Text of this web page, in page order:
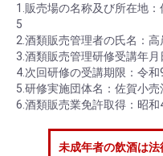
1.販売場の名称及び所在地
5
2.酒類販売管理者の氏名：高
3.酒類販売管理研修受講年
4.次回研修の受講期限：令
5.研修実施団体名：佐賀小売
6.酒類販売業免許取得：昭和
未成年者の飲酒は法